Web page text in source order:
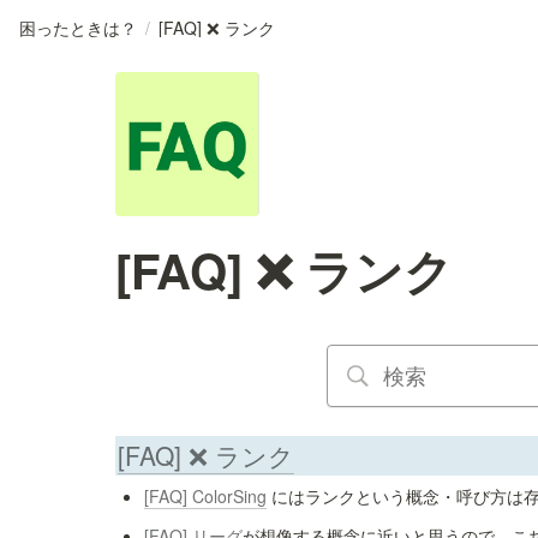
困ったときは？ / [FAQ] ❌ ランク
[FAQ] ❌ ランク
[FAQ] ❌ ランク
[FAQ] ColorSing にはランクという概念・呼び方は